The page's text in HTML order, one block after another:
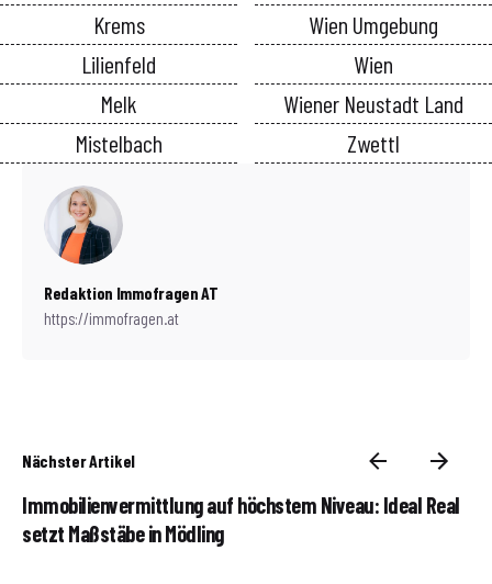
Krems
Lilienfeld
Melk
Mistelbach
Wien Umgebung
Wien
Wiener Neustadt Land
Zwettl
Redaktion Immofragen AT
https://immofragen.at
Nächster Artikel
Immobilienvermittlung auf höchstem Niveau: Ideal Real
setzt Maßstäbe in Mödling